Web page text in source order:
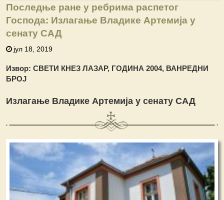
Последње ране у ребрима распетог
Господа: Излагање Владике Артемија у
сенату САД
јул 18, 2019
Извор: СВЕТИ КНЕЗ ЛАЗАР, ГОДИНА 2004, ВАНРЕДНИ
БРОЈ
Излагање Владике Артемија у сенату САД